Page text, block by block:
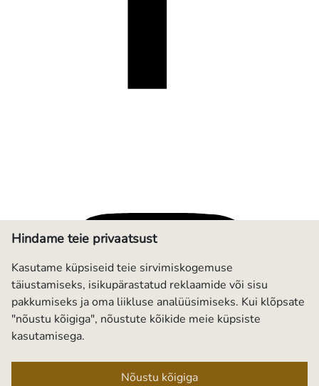
Hindame teie privaatsust
Kasutame küpsiseid teie sirvimiskogemuse
täiustamiseks, isikupärastatud reklaamide või sisu
pakkumiseks ja oma liikluse analüüsimiseks. Kui klõpsate
"nõustu kõigiga", nõustute kõikide meie küpsiste
kasutamisega.
Nõustu kõigiga